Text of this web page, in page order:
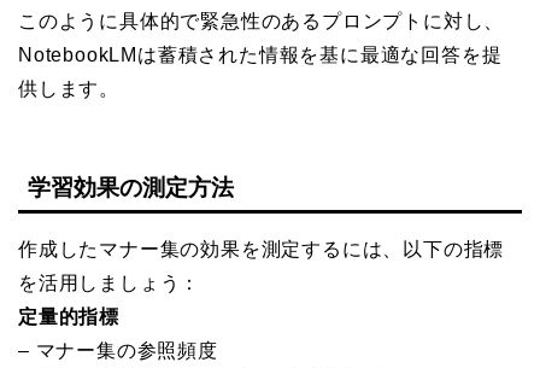
このように具体的で緊急性のあるプロンプトに対し、
NotebookLMは蓄積された情報を基に最適な回答を提
供します。
学習効果の測定方法
作成したマナー集の効果を測定するには、以下の指標
を活用しましょう：
定量的指標
– マナー集の参照頻度